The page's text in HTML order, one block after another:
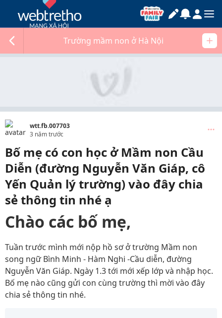
Trường mầm non ở Hà Nội
wtt.fb.007703
3 năm trước
Bố mẹ có con học ở Mầm non Cầu
Diễn (đường Nguyễn Văn Giáp, cô
Yến Quản lý trường) vào đây chia
sẻ thông tin nhé ạ
Chào các bố mẹ,
Tuần trước mình mới nộp hồ sơ ở trường Mầm non
song ngữ Bình Minh - Hàm Nghi -Cầu diễn, đường
Nguyễn Văn Giáp. Ngày 1.3 tới mới xếp lớp và nhập học.
Bố mẹ nào cũng gửi con cùng trường thì mời vào đây
chia sẻ thông tin nhé.